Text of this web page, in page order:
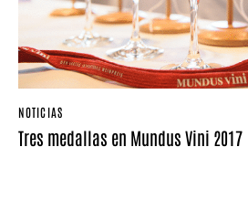
NOTICIAS
Tres medallas en Mundus Vini 2017